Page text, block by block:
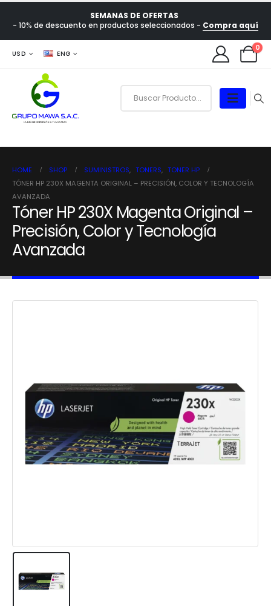
SEMANAS DE OFERTAS
- 10% de descuento en productos seleccionados - Compra aquí
USD ENG
0
HOME SHOP SUMINISTROS, TONERS, TONER HP
TÓNER HP 230X MAGENTA ORIGINAL – PRECISIÓN, COLOR Y TECNOLOGÍA
AVANZADA
Tóner HP 230X Magenta Original –
Precisión, Color y Tecnología
Avanzada